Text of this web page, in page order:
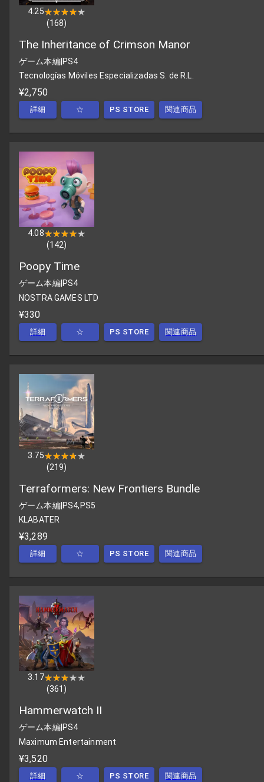
4.25★★★★★
★★★★★
(168)
The Inheritance of Crimson Manor
ゲーム本編|PS4
Tecnologías Móviles Especializadas S. de R.L.
¥2,750
詳細 ☆ PS STORE 関連商品
4.08★★★★★
★★★★★
(142)
Poopy Time
ゲーム本編| PS4
NOSTRA GAMES LTD
¥330
詳細 ☆ PS STORE 関連商品
3.75★★★★★
★★★★★
(219)
Terraformers: New Frontiers Bundle
ゲーム本編|PS4,PS5
KLABATER
¥3,289
詳細 ☆ PS STORE 関連商品
3.17★★★★★
★★★★★
(361 )
Hammerwatch II
ゲーム本編| PS4
Maximum Entertainment
¥3,520
詳細 ☆ PS STORE 関連商品